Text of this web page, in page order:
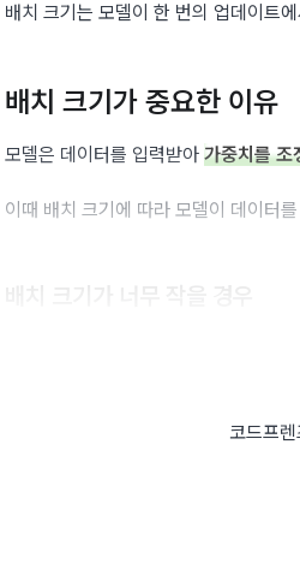
배치 크기는 모델이 한 번의 업데이트에
배치 크기가 중요한 이유
모델은 데이터를 입력받아 가중치를 조
이때 배치 크기에 따라 모델이 데이터
코드프